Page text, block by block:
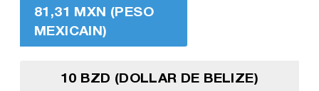
81,31 MXN (PESO
MEXICAIN)
10 BZD (DOLLAR DE BELIZE)